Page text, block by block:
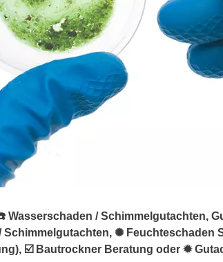
/ Schimmelgutachten,
Schimmelgutachten, ✺
☑️ Bautrockner Beratung oder ✹